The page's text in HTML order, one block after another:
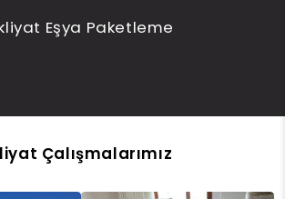
Eşya Paketleme
Memnuniyeti Garantisi ile
Çalışmalarımız